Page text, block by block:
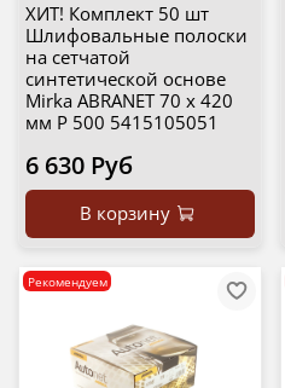
ХИТ! Комплект 50 шт
Шлифовальные полоски
на сетчатой
синтетической основе
Mirka ABRANET 70 x 420
мм Р 500 5415105051
6 630 Руб
В корзину
Рекомендуем